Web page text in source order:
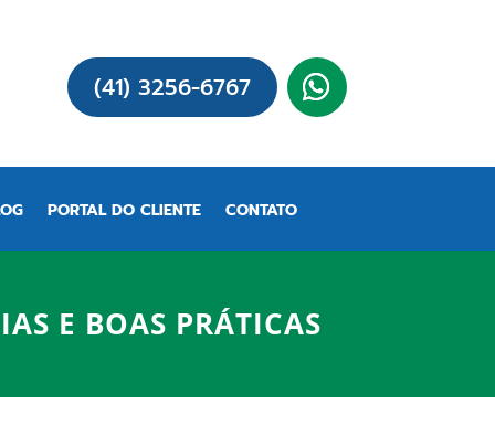
(41) 3256-6767
PORTAL DO CLIENTE CONTATO
E BOAS PRÁTICAS